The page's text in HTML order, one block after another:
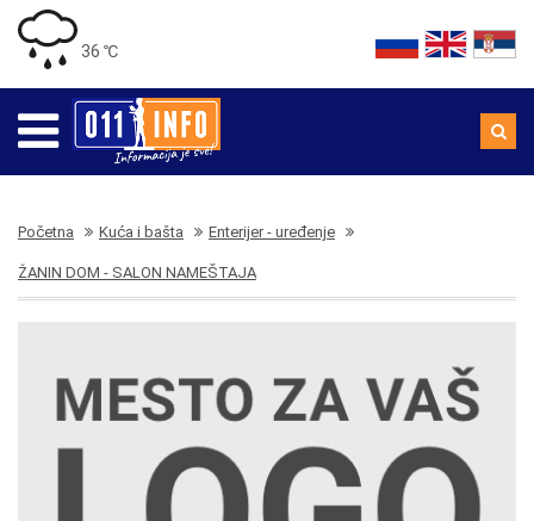
36 ℃
Početna Kuća i bašta Enterijer - uređenje
ŽANIN DOM - SALON NAMEŠTAJA